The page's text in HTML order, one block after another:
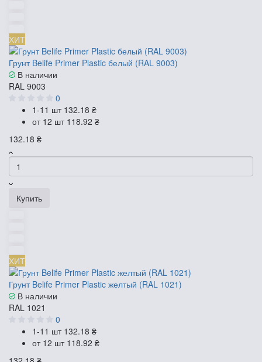
ХИТ
Грунт Belife Primer Plastic белый (RAL 9003)
В наличии
RAL 9003
0
1-11 шт 132.18 ₴
от 12 шт 118.92 ₴
132.18 ₴
Купить
ХИТ
Грунт Belife Primer Plastic желтый (RAL 1021)
В наличии
RAL 1021
0
1-11 шт 132.18 ₴
от 12 шт 118.92 ₴